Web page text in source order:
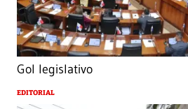
Gol legislativo
EDITORIAL